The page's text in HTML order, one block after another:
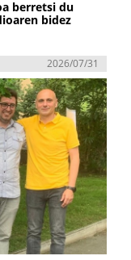
berretsi du
bidez
2026/07/31